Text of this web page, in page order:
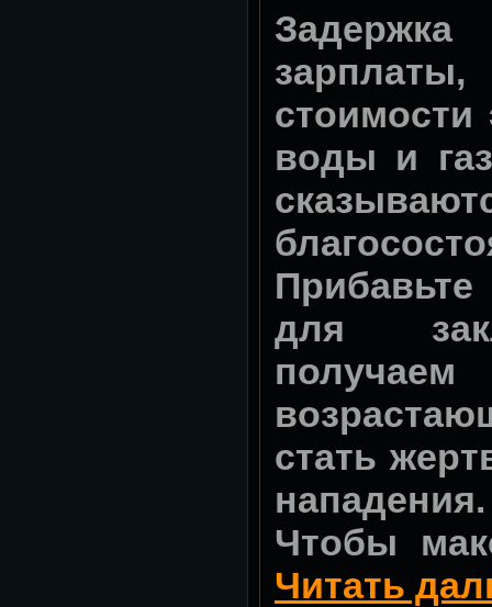
стоимости
воды и
для
стать
нападения.
Чтобы
Читать